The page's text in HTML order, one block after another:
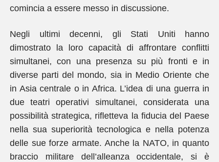
comincia a essere messo in discussione.
Negli ultimi decenni, gli Stati Uniti hanno
dimostrato la loro capacità di affrontare conflitti
simultanei, con una presenza su più fronti e in
diverse parti del mondo, sia in Medio Oriente che
in Asia centrale o in Africa. L’idea di una guerra in
due teatri operativi simultanei, considerata una
possibilità strategica, rifletteva la fiducia del Paese
nella sua superiorità tecnologica e nella potenza
delle sue forze armate. Anche la NATO, in quanto
braccio militare dell’alleanza occidentale, si è